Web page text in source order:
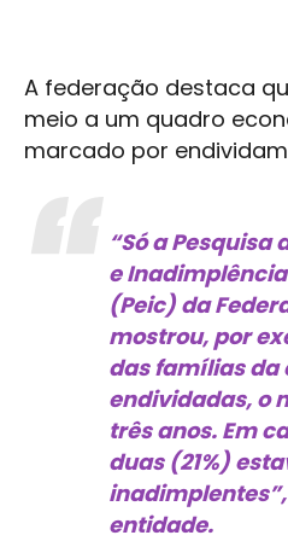
A federação destaca
meio a um quadro
marcado por
“Só a Pesquisa
e
(Peic) da
mostrou, por
das famílias da
endividadas, o
três anos. Em
duas (21%)
entidade.